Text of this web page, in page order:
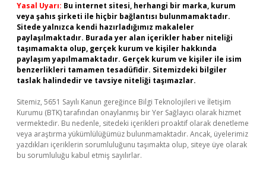
Yasal Uyarı: Bu internet sitesi, herhangi bir marka, kurum
veya şahıs şirketi ile hiçbir bağlantısı bulunmamaktadır.
Sitede yalnızca kendi hazırladığımız makaleler
paylaşılmaktadır. Burada yer alan içerikler haber niteliği
taşımamakta olup, gerçek kurum ve kişiler hakkında
paylaşım yapılmamaktadır. Gerçek kurum ve kişiler ile isim
benzerlikleri tamamen tesadüfidir. Sitemizdeki bilgiler
taslak halindedir ve tavsiye niteliği taşımazlar.
Sitemiz, 5651 Sayılı Kanun gereğince Bilgi Teknolojileri ve İletişim
Kurumu (BTK) tarafından onaylanmış bir Yer Sağlayıcı olarak hizmet
vermektedir. Bu nedenle, sitedeki içerikleri proaktif olarak denetleme
veya araştırma yükümlülüğümüz bulunmamaktadır. Ancak, üyelerimiz
yazdıkları içeriklerin sorumluluğunu taşımakta olup, siteye üye olarak
bu sorumluluğu kabul etmiş sayılırlar.